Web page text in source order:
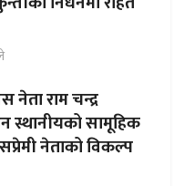
नेता राम चन्द्र
स्थानीयको सामूहिक
नेताको विकल्प